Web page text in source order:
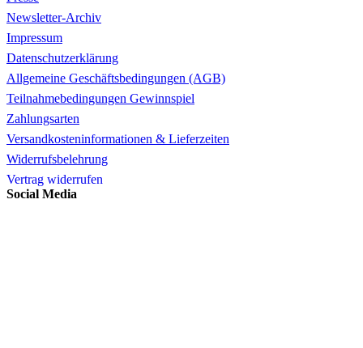
Newsletter-Archiv
Impressum
Datenschutzerklärung
Allgemeine Geschäftsbedingungen (AGB)
Teilnahmebedingungen Gewinnspiel
Zahlungsarten
Versandkosteninformationen & Lieferzeiten
Widerrufsbelehrung
Vertrag widerrufen
Social Media